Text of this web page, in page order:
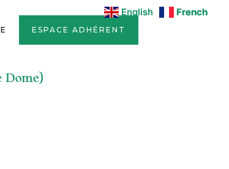
ESPACE ADHÉRENT
Dome)
English French
English French